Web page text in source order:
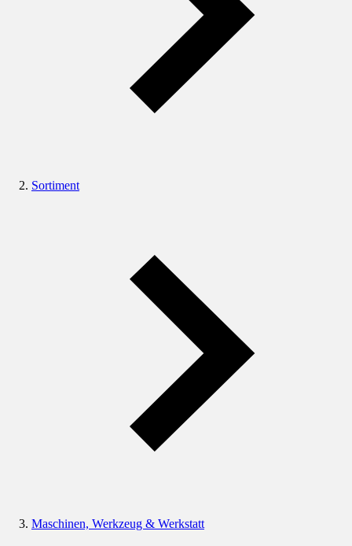
Sortiment
Maschinen, Werkzeug & Werkstatt